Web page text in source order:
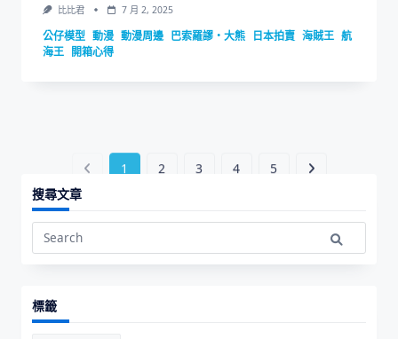
比比君 7 月 2, 2025
公仔模型 動漫 動漫周邊 巴索羅謬・大熊 日本拍賣 海賊王 航
海王 開箱心得
搜尋文章
Search
標籤